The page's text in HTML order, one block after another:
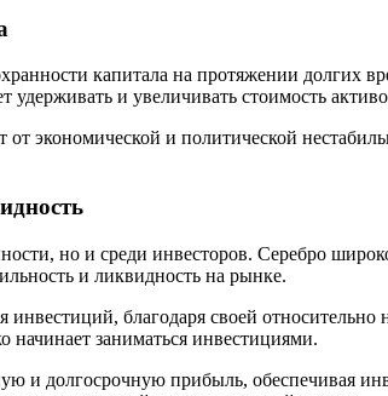
капитала на протяжении
удерживать и увеличивать стоимость
от экономической и политической
но и среди инвесторов. Серебро
и ликвидность на рынке.
инвестиций, благодаря своей
начинает заниматься инвестициями.
и долгосрочную прибыль, обеспечивая